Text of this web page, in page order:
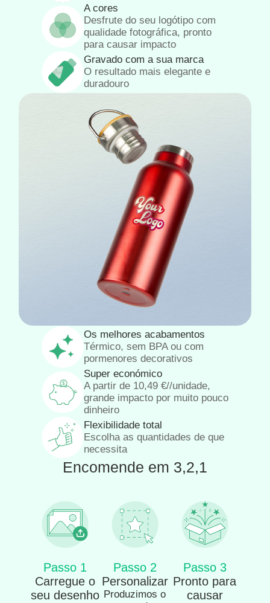
A cores
Desfrute do seu logótipo com
qualidade fotográfica, pronto
para causar impacto
Gravado com a sua marca
O resultado mais elegante e
duradouro
Os melhores acabamentos
Térmico, sem BPA ou com
pormenores decorativos
Super económico
A partir de 10,49 €//unidade,
grande impacto por muito pouco
dinheiro
Flexibilidade total
Escolha as quantidades de que
necessita
Encomende em 3,2,1
Passo 1
Carregue o
seu desenho
Passo 2
Personalizar
Produzimos o
Passo 3
Pronto para
causar